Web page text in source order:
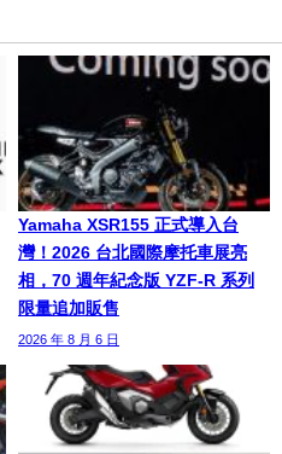
Yamaha XSR155 正式導入台
灣！2026 台北國際摩托車展亮
相，70 週年紀念版 YZF-R 系列
限量追加販售
2026 年 8 月 6 日